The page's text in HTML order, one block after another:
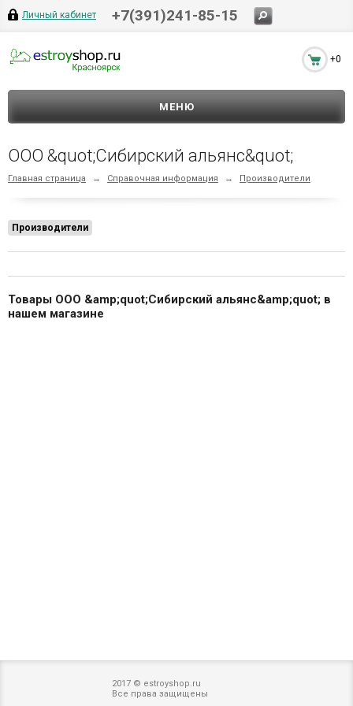
Личный кабинет +7(391)241-85-15
+0
МЕНЮ
ООО &quot;Сибирский альянс&quot;
Главная страница → Справочная информация → Производители
Производители
Товары ООО &amp;quot;Сибирский альянс&amp;quot; в
нашем магазине
2017 © estroyshop.ru
Все права защищены